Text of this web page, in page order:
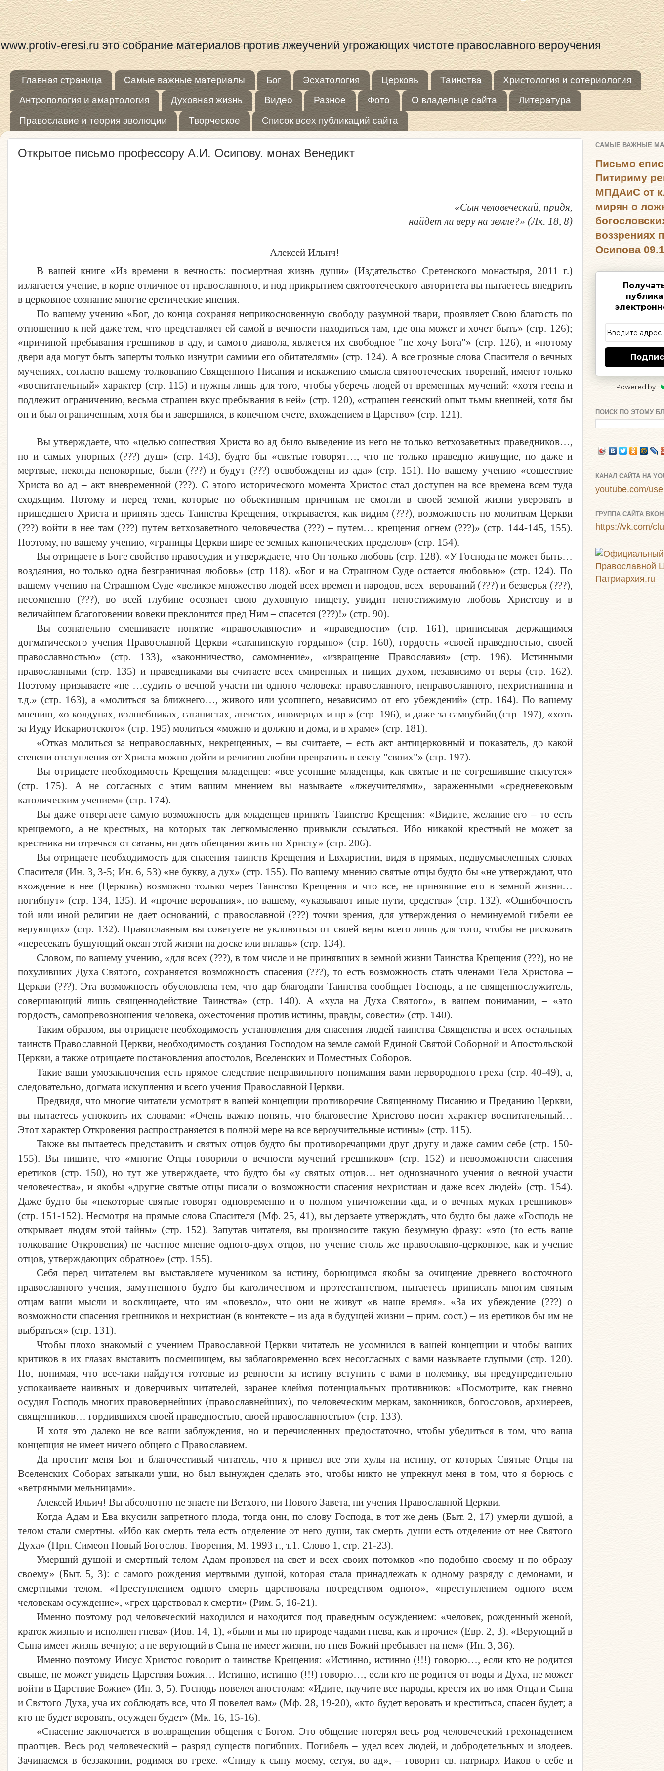
www.protiv-eresi.ru это собрание материалов против лжеучений угрожающих чистоте православного вероучения
Главная страница Самые важные материалы Бог Эсхатология Церковь Таинства
Христология и сотериология
Антропология и амартология
Духовная жизнь Видео Разное Фото О владельце сайта
Литература
Православие и теория эволюции
Творческое Список всех публикаций сайта
Открытое письмо профессору А.И. Осипову. монах Венедикт
«Сын человеческий, придя,
найдет ли веру на земле?» (Лк. 18, 8)
Алексей Ильич!
В вашей книге «Из времени в вечность: посмертная жизнь души» (Издательство Сретенского монастыря, 2011 г.)
излагается учение, в корне отличное от православного, и под прикрытием святоотеческого авторитета вы пытаетесь внедрить
в церковное сознание многие еретические мнения.
По вашему учению «Бог, до конца сохраняя неприкосновенную свободу разумной твари, проявляет Свою благость по
отношению к ней даже тем, что представляет ей самой в вечности находиться там, где она может и хочет быть» (стр. 126);
«причиной пребывания грешников в аду, и самого диавола, является их свободное "не хочу Бога"» (стр. 126), и «потому
двери ада могут быть заперты только изнутри самими его обитателями» (стр. 124). А все грозные слова Спасителя о вечных
мучениях, согласно вашему толкованию Священного Писания и искажению смысла святоотеческих творений, имеют только
«воспитательный» характер (стр. 115) и нужны лишь для того, чтобы уберечь людей от временных мучений: «хотя геена и
подлежит ограничению, весьма страшен вкус пребывания в ней» (стр. 120), «страшен геенский опыт тьмы внешней, хотя бы
он и был ограниченным, хотя бы и завершился, в конечном счете, вхождением в Царство» (стр. 121).
Вы утверждаете, что «целью сошествия Христа во ад было выведение из него не только ветхозаветных праведников…,
но и самых упорных (???) душ» (стр. 143), будто бы «святые говорят…, что не только праведно живущие, но даже и
мертвые, некогда непокорные, были (???) и будут (???) освобождены из ада» (стр. 151). По вашему учению «сошествие
Христа во ад – акт вневременной (???). С этого исторического момента Христос стал доступен на все времена всем туда
сходящим. Потому и перед теми, которые по объективным причинам не смогли в своей земной жизни уверовать в
пришедшего Христа и принять здесь Таинства Крещения, открывается, как видим (???), возможность по молитвам Церкви
(???) войти в нее там (???) путем ветхозаветного человечества (???) – путем… крещения огнем (???)» (стр. 144-145, 155).
Поэтому, по вашему учению, «границы Церкви шире ее земных канонических пределов» (стр. 154).
Вы отрицаете в Боге свойство правосудия и утверждаете, что Он только любовь (стр. 128). «У Господа не может быть…
воздаяния, но только одна безграничная любовь» (стр 118). «Бог и на Страшном Суде остается любовью» (стр. 124). По
вашему учению на Страшном Суде «великое множество людей всех времен и народов, всех верований (???) и безверья (???),
несомненно (???), во всей глубине осознает свою духовную нищету, увидит непостижимую любовь Христову и в
величайшем благоговении вовеки преклонится пред Ним – спасется (???)!» (стр. 90).
Вы сознательно смешиваете понятие «православности» и «праведности» (стр. 161), приписывая держащимся
догматического учения Православной Церкви «сатанинскую гордыню» (стр. 160), гордость «своей праведностью, своей
православностью» (стр. 133), «законничество, самомнение», «извращение Православия» (стр. 196). Истинными
православными (стр. 135) и праведниками вы считаете всех смиренных и нищих духом, независимо от веры (стр. 162).
Поэтому призываете «не …судить о вечной участи ни одного человека: православного, неправославного, нехристианина и
т.д.» (стр. 163), а «молиться за ближнего…, живого или усопшего, независимо от его убеждений» (стр. 164). По вашему
мнению, «о колдунах, волшебниках, сатанистах, атеистах, иноверцах и пр.» (стр. 196), и даже за самоубийц (стр. 197), «хоть
за Иуду Искариотского» (стр. 195) молиться «можно и должно и дома, и в храме» (стр. 181).
«Отказ молиться за неправославных, некрещенных, – вы считаете, – есть акт антицерковный и показатель, до какой
степени отступления от Христа можно дойти и религию любви превратить в секту "своих"» (стр. 197).
Вы отрицаете необходимость Крещения младенцев: «все усопшие младенцы, как святые и не согрешившие спасутся»
(стр. 175). А не согласных с этим вашим мнением вы называете «лжеучителями», зараженными «средневековым
католическим учением» (стр. 174).
Вы даже отвергаете самую возможность для младенцев принять Таинство Крещения: «Видите, желание его – то есть
крещаемого, а не крестных, на которых так легкомысленно привыкли ссылаться. Ибо никакой крестный не может за
крестника ни отречься от сатаны, ни дать обещания жить по Христу» (стр. 206).
Вы отрицаете необходимость для спасения таинств Крещения и Евхаристии, видя в прямых, недвусмысленных словах
Спасителя (Ин. 3, 3-5; Ин. 6, 53) «не букву, а дух» (стр. 155). По вашему мнению святые отцы будто бы «не утверждают, что
вхождение в нее (Церковь) возможно только через Таинство Крещения и что все, не принявшие его в земной жизни…
погибнут» (стр. 134, 135). И «прочие верования», по вашему, «указывают иные пути, средства» (стр. 132). «Ошибочность
той или иной религии не дает оснований, с православной (???) точки зрения, для утверждения о неминуемой гибели ее
верующих» (стр. 132). Православным вы советуете не уклоняться от своей веры всего лишь для того, чтобы не рисковать
«пересекать бушующий океан этой жизни на доске или вплавь» (стр. 134).
Словом, по вашему учению, «для всех (???), в том числе и не принявших в земной жизни Таинства Крещения (???), но не
похуливших Духа Святого, сохраняется возможность спасения (???), то есть возможность стать членами Тела Христова –
Церкви (???). Эта возможность обусловлена тем, что дар благодати Таинства сообщает Господь, а не священнослужитель,
совершающий лишь священнодействие Таинства» (стр. 140). А «хула на Духа Святого», в вашем понимании, – «это
гордость, самопревозношения человека, ожесточения против истины, правды, совести» (стр. 140).
Таким образом, вы отрицаете необходимость установления для спасения людей таинства Священства и всех остальных
таинств Православной Церкви, необходимость создания Господом на земле самой Единой Святой Соборной и Апостольской
Церкви, а также отрицаете постановления апостолов, Вселенских и Поместных Соборов.
Такие ваши умозаключения есть прямое следствие неправильного понимания вами первородного греха (стр. 40-49), а,
следовательно, догмата искупления и всего учения Православной Церкви.
Предвидя, что многие читатели усмотрят в вашей концепции противоречие Священному Писанию и Преданию Церкви,
вы пытаетесь успокоить их словами: «Очень важно понять, что благовестие Христово носит характер воспитательный…
Этот характер Откровения распространяется в полной мере на все вероучительные истины» (стр. 115).
Также вы пытаетесь представить и святых отцов будто бы противоречащими друг другу и даже самим себе (стр. 150-
155). Вы пишите, что «многие Отцы говорили о вечности мучений грешников» (стр. 152) и невозможности спасения
еретиков (стр. 150), но тут же утверждаете, что будто бы «у святых отцов… нет однозначного учения о вечной участи
человечества», и якобы «другие святые отцы писали о возможности спасения нехристиан и даже всех людей» (стр. 154).
Даже будто бы «некоторые святые говорят одновременно и о полном уничтожении ада, и о вечных муках грешников»
(стр. 151-152). Несмотря на прямые слова Спасителя (Мф. 25, 41), вы дерзаете утверждать, что будто бы даже «Господь не
открывает людям этой тайны» (стр. 152). Запутав читателя, вы произносите такую безумную фразу: «это (то есть ваше
толкование Откровения) не частное мнение одного-двух отцов, но учение столь же православно-церковное, как и учение
отцов, утверждающих обратное» (стр. 155).
Себя перед читателем вы выставляете мучеником за истину, борющимся якобы за очищение древнего восточного
православного учения, замутненного будто бы католичеством и протестантством, пытаетесь приписать многим святым
отцам ваши мысли и восклицаете, что им «повезло», что они не живут «в наше время». «За их убеждение (???) о
возможности спасения грешников и нехристиан (в контексте – из ада в будущей жизни – прим. сост.) – из еретиков бы им не
выбраться» (стр. 131).
Чтобы плохо знакомый с учением Православной Церкви читатель не усомнился в вашей концепции и чтобы ваших
критиков в их глазах выставить посмешищем, вы заблаговременно всех несогласных с вами называете глупыми (стр. 120).
Но, понимая, что все-таки найдутся готовые из ревности за истину вступить с вами в полемику, вы предупредительно
успокаиваете наивных и доверчивых читателей, заранее клеймя потенциальных противников: «Посмотрите, как гневно
осудил Господь многих правовернейших (православнейших), по человеческим меркам, законников, богословов, архиереев,
священников… гордившихся своей праведностью, своей православностью» (стр. 133).
И хотя это далеко не все ваши заблуждения, но и перечисленных предостаточно, чтобы убедиться в том, что ваша
концепция не имеет ничего общего с Православием.
Да простит меня Бог и благочестивый читатель, что я привел все эти хулы на истину, от которых Святые Отцы на
Вселенских Соборах затыкали уши, но был вынужден сделать это, чтобы никто не упрекнул меня в том, что я борюсь с
«ветряными мельницами».
Алексей Ильич! Вы абсолютно не знаете ни Ветхого, ни Нового Завета, ни учения Православной Церкви.
Когда Адам и Ева вкусили запретного плода, тогда они, по слову Господа, в тот же день (Быт. 2, 17) умерли душой, а
телом стали смертны. «Ибо как смерть тела есть отделение от него души, так смерть души есть отделение от нее Святого
Духа» (Прп. Симеон Новый Богослов. Творения, М. 1993 г., т.1. Слово 1, стр. 21-23).
Умерший душой и смертный телом Адам произвел на свет и всех своих потомков «по подобию своему и по образу
своему» (Быт. 5, 3): с самого рождения мертвыми душой, которая стала принадлежать к одному разряду с демонами, и
смертными телом. «Преступлением одного смерть царствовала посредством одного», «преступлением одного всем
человекам осуждение», «грех царствовал к смерти» (Рим. 5, 16-21).
Именно поэтому род человеческий находился и находится под праведным осуждением: «человек, рожденный женой,
краток жизнью и исполнен гнева» (Иов. 14, 1), «были и мы по природе чадами гнева, как и прочие» (Евр. 2, 3). «Верующий в
Сына имеет жизнь вечную; а не верующий в Сына не имеет жизни, но гнев Божий пребывает на нем» (Ин. 3, 36).
Именно поэтому Иисус Христос говорит о таинстве Крещения: «Истинно, истинно (!!!) говорю…, если кто не родится
свыше, не может увидеть Царствия Божия… Истинно, истинно (!!!) говорю…, если кто не родится от воды и Духа, не может
войти в Царствие Божие» (Ин. 3, 5). Господь повелел апостолам: «Идите, научите все народы, крестя их во имя Отца и Сына
и Святого Духа, уча их соблюдать все, что Я повелел вам» (Мф. 28, 19-20), «кто будет веровать и креститься, спасен будет; а
кто не будет веровать, осужден будет» (Мк. 16, 15-16).
«Спасение заключается в возвращении общения с Богом. Это общение потерял весь род человеческий грехопадением
праотцев. Весь род человеческий – разряд существ погибших. Погибель – удел всех людей, и добродетельных и злодеев.
Зачинаемся в беззаконии, родимся во грехе. «Сниду к сыну моему, сетуя, во ад», – говорит св. патриарх Иаков о себе и
САМЫЕ ВАЖНЫЕ
Письмо
Питириму
МПДАиС от
мирян о
воззрениях
Осипова
Powered by
ПОИСК ПО ЭТОМУ
КАНАЛ САЙТА НА
youtube.com/
ГРУППА САЙТА
https://vk.com/